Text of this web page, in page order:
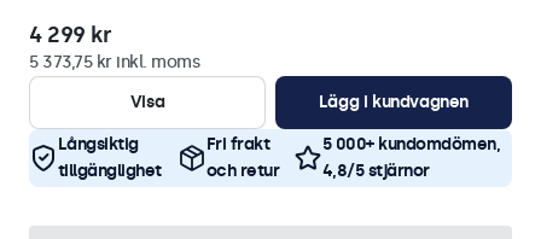
4 299 kr
5 373,75 kr inkl. moms
Visa
Lägg i kundvagnen
Långsiktig
tillgänglighet
Fri frakt
och retur
5 000+ kundomdömen,
4,8/5 stjärnor